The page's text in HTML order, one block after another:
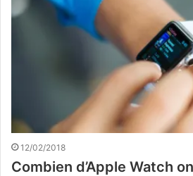
12/02/2018
Combien d’Apple Watch